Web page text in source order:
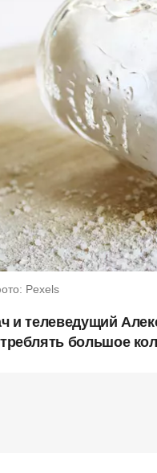
Pexels
и телеведущий
большое